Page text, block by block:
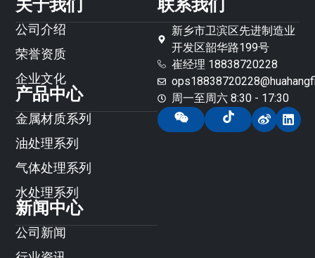
关于我们
公司介绍
荣誉资质
企业文化
产品中心
金属材质系列
油处理系列
气体处理系列
水处理系列
新闻中心
公司新闻
联系我们
新乡市卫滨区先进制造业
开发区韶华路199号
崔经理 18838720228
周一至周六 8:30 - 17:30